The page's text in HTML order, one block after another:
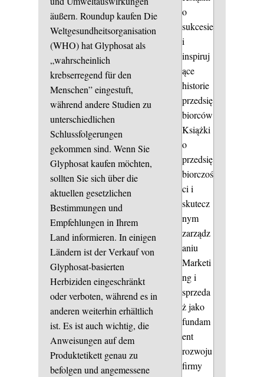
äußern. Roundup kaufen Die
Weltgesundheitsorganisation
(WHO) hat Glyphosat als
„wahrscheinlich
krebserregend für den
Menschen” eingestuft,
während andere Studien zu
unterschiedlichen
Schlussfolgerungen
gekommen sind. Wenn Sie
Glyphosat kaufen möchten,
sollten Sie sich über die
aktuellen gesetzlichen
Bestimmungen und
Empfehlungen in Ihrem
Land informieren. In einigen
Ländern ist der Verkauf von
Glyphosat-basierten
Herbiziden eingeschränkt
oder verboten, während es in
anderen weiterhin erhältlich
ist. Es ist auch wichtig, die
Anweisungen auf dem
Produktetikett genau zu
befolgen und angemessene
o
sukcesie
i
inspiruj
ące
historie
przedsię
biorców
Książki
o
przedsię
biorczoś
ci i
skutecz
nym
zarządz
aniu
Marketi
ng i
sprzeda
ż jako
fundam
ent
rozwoju
firmy